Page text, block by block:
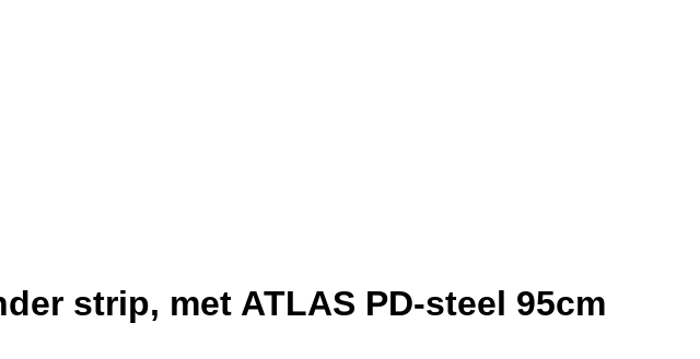
strip, met ATLAS PD-steel 95cm